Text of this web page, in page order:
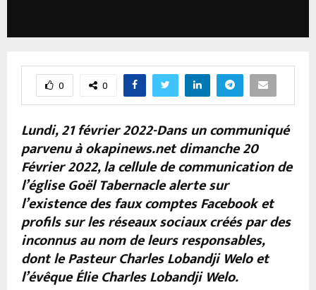
0 0
Lundi, 21 février 2022-Dans un communiqué
parvenu à okapinews.net dimanche 20
Février 2022, la cellule de communication de
l’église Goël Tabernacle alerte sur
l’existence des faux comptes Facebook et
profils sur les réseaux sociaux créés par des
inconnus au nom de leurs responsables,
dont le Pasteur Charles Lobandji Welo et
l’évêque Élie Charles Lobandji Welo.